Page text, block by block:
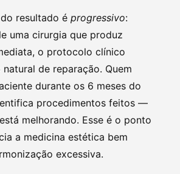
resultado é progressivo:
uma cirurgia que produz
o protocolo clínico
de reparação. Quem
durante os 6 meses do
procedimentos feitos —
melhorando. Esse é o ponto
a medicina estética bem
excessiva.